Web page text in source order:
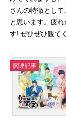
さんの特徴とし
と思います。疲
す! ぜひぜひ観て
関連記事